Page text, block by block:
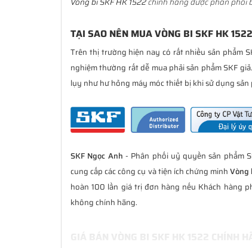
TẠI SAO NÊN MUA VÒNG BI SKF HK
Trên thị trường hiện nay có rất nhiều sản phẩm
nghiệm thường rất dễ mua phải sản phẩm SKF
lụy như hư hỏng máy móc thiết bị khi sử dụng
SKF Ngọc Anh - Phân phối uỷ quyền sản phẩm
cung cấp các công cụ và tiện ích chứng minhVòng
hoàn 100 lần giá trị đơn hàng nếu Khách hàng
không chính hãng.
GIÁ BÁN VÒNG BI SKF HK 1522 CHÍNH